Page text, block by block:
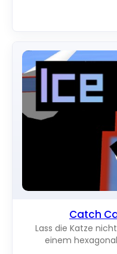
während sie über
Katzen in jeder
Catch
Lass die Katze
einem